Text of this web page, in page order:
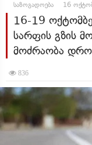
საზოგადოება 16
16-19
სარფის გზის
მოძრაობა
836